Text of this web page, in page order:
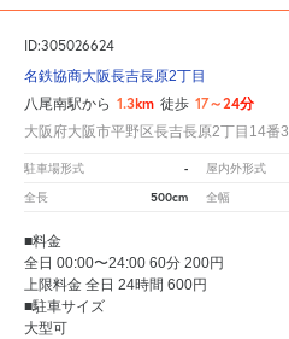
ID:305026624
名鉄協商大阪長吉長原2丁目
八尾南駅から 1.3km 徒歩 17～24分
大阪府大阪市平野区長吉長原2丁目14番3
駐車場形式 - 屋内外形式
全長 500cm 全幅
■料金
全日 00:00〜24:00 60分 200円
上限料金 全日 24時間 600円
■駐車サイズ
大型可